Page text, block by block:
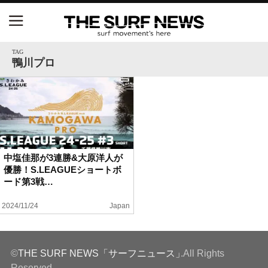
TAG
鴨川プロ
中塩佳那が3連勝&大原洋人が
優勝！S.LEAGUEショートボ
ード第3戦…
2024/11/24 Japan
©THE SURF NEWS「サーフニュース」.All Rights
【五十嵐カノア独占インタビュー】旧友レオ、ジャ
ックとの豪華プライベートセッション
S.ONE ショート＆ロング開幕戦・現地リポート（高
橋みなと）
ニュース
特集
試合